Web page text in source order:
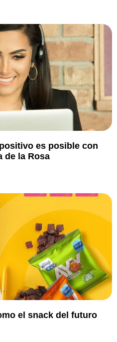
es posible con
de la Rosa
el snack del futuro